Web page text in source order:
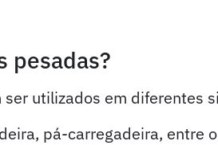
pesadas?
utilizados em diferentes
pá-carregadeira, entre